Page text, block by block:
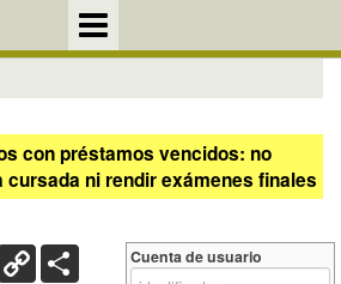
con préstamos vencidos: no
ni rendir exámenes finales
Copy
Link
Cuenta de usuario